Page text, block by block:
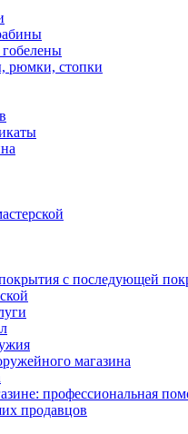
рюмки, стопки
с последующей
магазина
профессиональная
продавцов